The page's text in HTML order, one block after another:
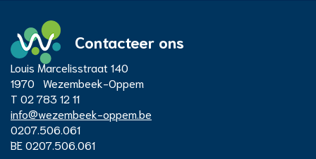
Contacteer ons
Administratief
Centrum
Adres
Louis Marcelisstraat 140
1970
Wezembeek-Oppem
T 02 783 12 11
E-
mail
info@wezembeek-oppem.be
Ondernemingsnummer
0207.506.061
BTW
BE 0207.506.061